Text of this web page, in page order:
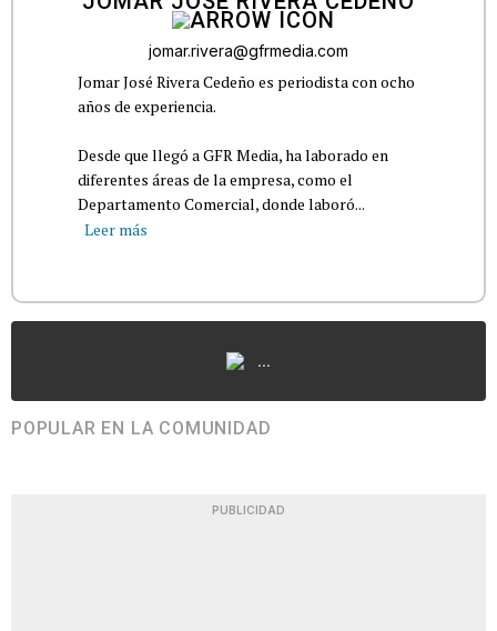
jomar.rivera@gfrmedia.com
Jomar José Rivera Cedeño es periodista con ocho
años de experiencia.
Desde que llegó a GFR Media, ha laborado en
diferentes áreas de la empresa, como el
Departamento Comercial, donde laboró...
Leer más
...
POPULAR EN LA COMUNIDAD
PUBLICIDAD